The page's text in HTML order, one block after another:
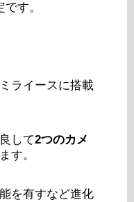
す。
ライースに搭載
して2つのカメ
す。
を有すなど進化